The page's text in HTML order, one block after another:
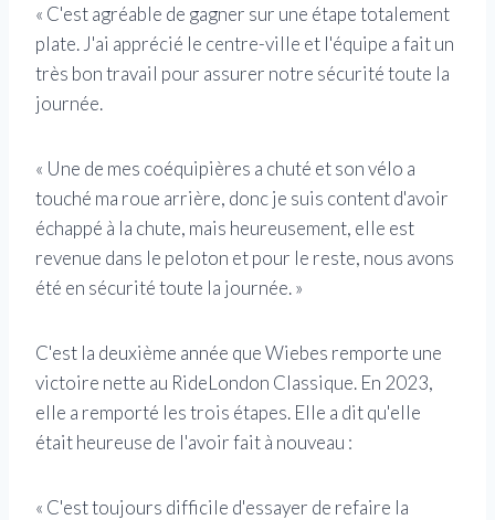
« C'est agréable de gagner sur une étape totalement
plate. J'ai apprécié le centre-ville et l'équipe a fait un
très bon travail pour assurer notre sécurité toute la
journée.
« Une de mes coéquipières a chuté et son vélo a
touché ma roue arrière, donc je suis content d'avoir
échappé à la chute, mais heureusement, elle est
revenue dans le peloton et pour le reste, nous avons
été en sécurité toute la journée. »
C'est la deuxième année que Wiebes remporte une
victoire nette au RideLondon Classique. En 2023,
elle a remporté les trois étapes. Elle a dit qu'elle
était heureuse de l'avoir fait à nouveau :
« C'est toujours difficile d'essayer de refaire la